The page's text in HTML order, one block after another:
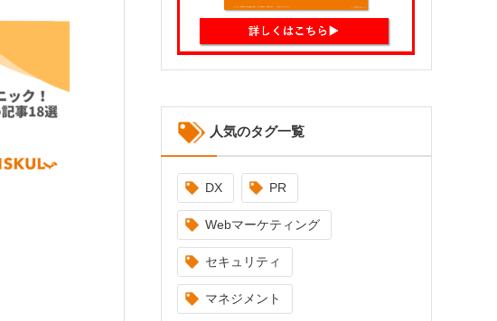
人気のタグ一覧
DX PR
Webマーケティング
セキュリティ
マネジメント